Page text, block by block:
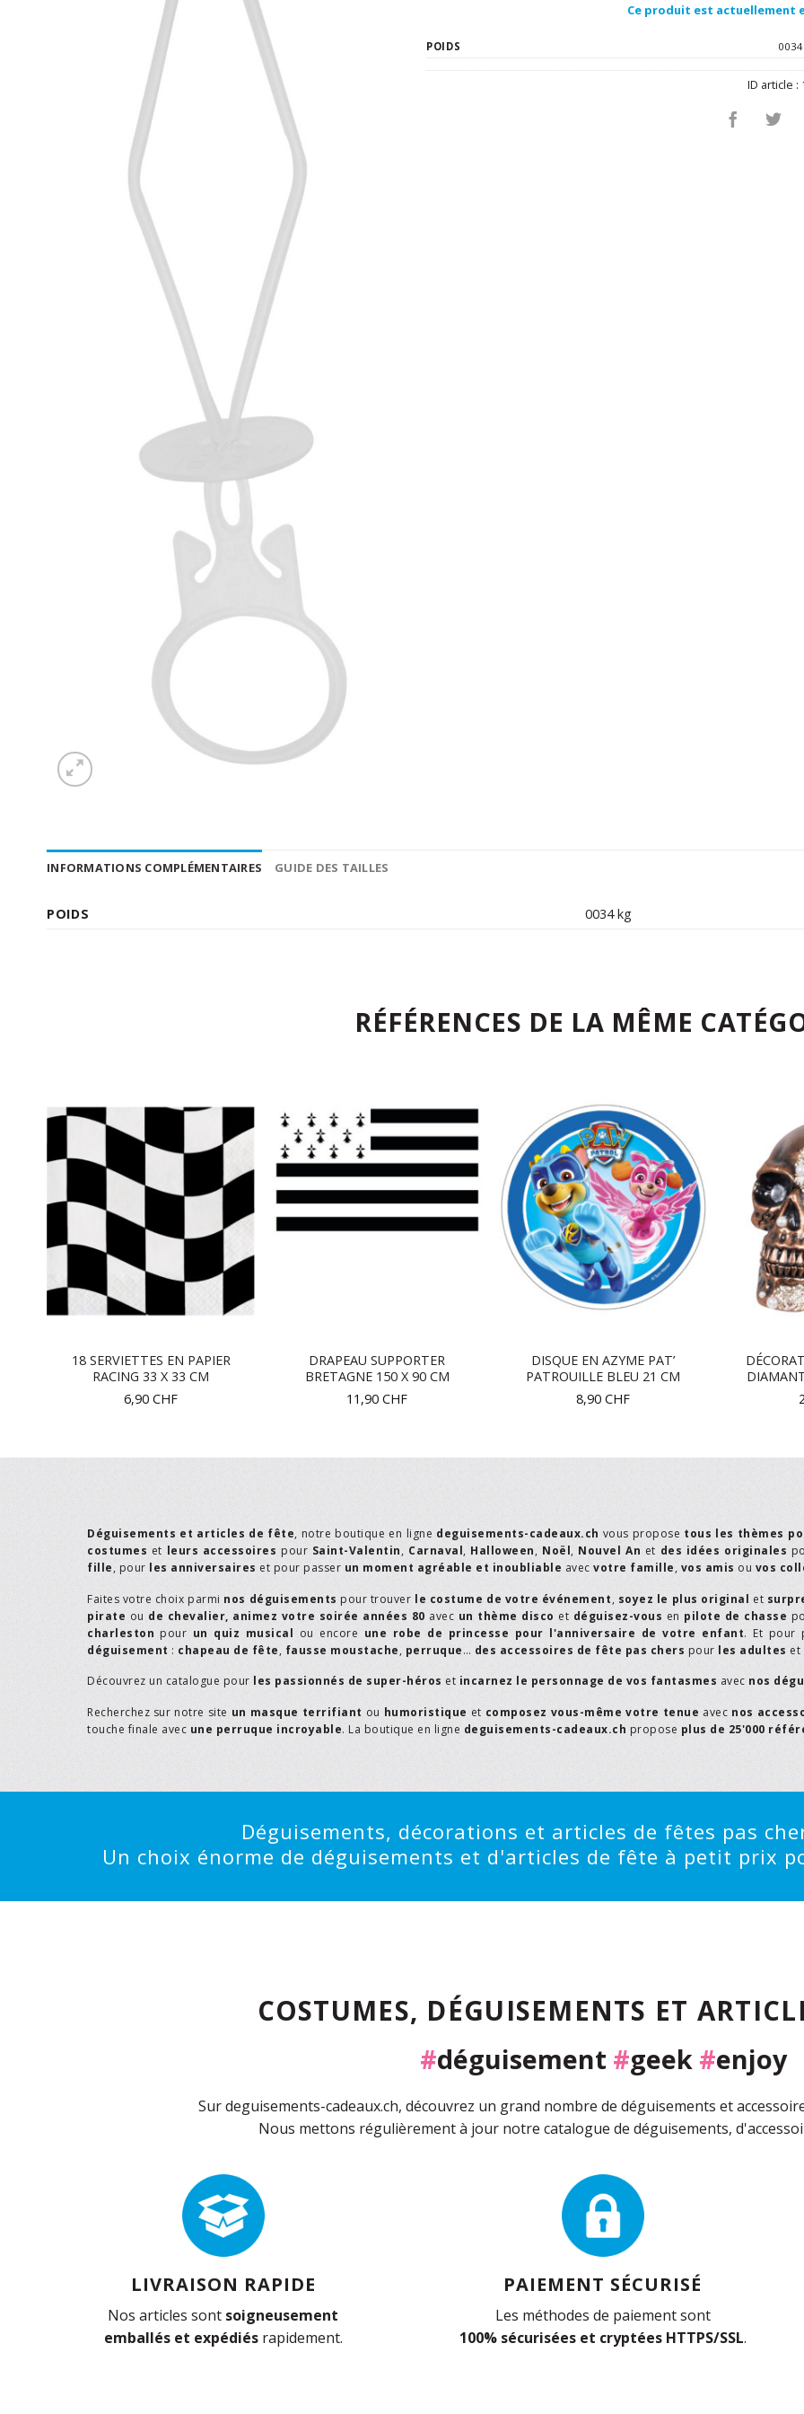
Ce produit est actuellement
POIDS
ID article :
INFORMATIONS COMPLÉMENTAIRES GUIDE DES TAILLES
POIDS 0034 kg
RÉFÉRENCES DE LA MÊME
18 SERVIETTES EN PAPIER
RACING 33 X 33 CM
6,90 CHF
DRAPEAU SUPPORTER
BRETAGNE 150 X 90 CM
11,90 CHF
DISQUE EN AZYME PAT’
PATROUILLE BLEU 21 CM
8,90 CHF
Déguisements et articles de fête, notre boutique en ligne deguisements-cadeaux.ch vous propose tous les thèmes
costumes et leurs accessoires pour Saint-Valentin, Carnaval, Halloween, Noël, Nouvel An et des idées originales
fille, pour les anniversaires et pour passer un moment agréable et inoubliable avec votre famille, vos amis ou vos
Faites votre choix parmi nos déguisements pour trouver le costume de votre événement, soyez le plus original et
pirate ou de chevalier, animez votre soirée années 80 avec un thème disco et déguisez-vous en pilote de chasse
charleston pour un quiz musical ou encore une robe de princesse pour l'anniversaire de votre enfant. Et pour
déguisement : chapeau de fête, fausse moustache, perruque… des accessoires de fête pas chers pour les adultes et
Découvrez un catalogue pour les passionnés de super-héros et incarnez le personnage de vos fantasmes avec nos
Recherchez sur notre site un masque terrifiant ou humoristique et composez vous-même votre tenue avec nos
touche finale avec une perruque incroyable. La boutique en ligne deguisements-cadeaux.ch propose plus de 25'000
Déguisements, décorations et articles de fêtes pas
Un choix énorme de déguisements et d'articles de fête à petit prix
COSTUMES, DÉGUISEMENTS ET
#déguisement #geek #enjoy
Sur deguisements-cadeaux.ch, découvrez un grand nombre de déguisements et
Nous mettons régulièrement à jour notre catalogue de déguisements,
LIVRAISON RAPIDE
Nos articles sont soigneusement
emballés et expédiésrapidement.
PAIEMENT SÉCURISÉ
Les méthodes de paiement sont
100% sécurisées et cryptées HTTPS/SSL.